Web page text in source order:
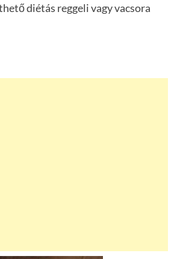
diétás reggeli vagy vacsora